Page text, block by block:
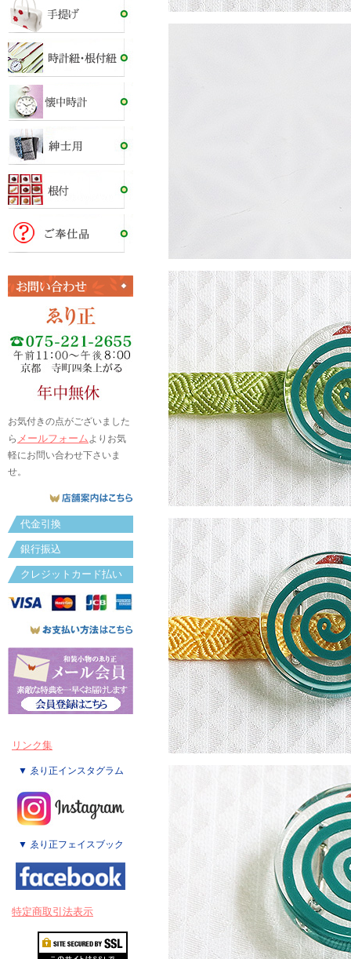
お気付きの点がございました
ら メールフォームよりお気
軽にお問い合わせ下さいま
せ。
代金引換
銀行振込
クレジットカード払い
リンク集
▼ ゑり正インスタグラム
▼ ゑり正フェイスブック
特定商取引法表示